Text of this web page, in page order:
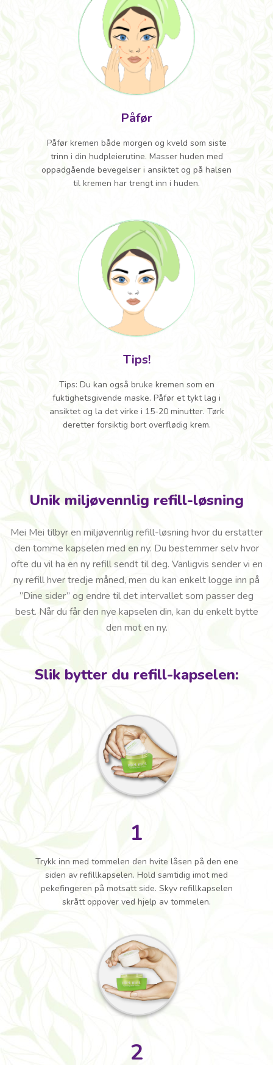
Påfør
Påfør kremen både morgen og kveld som siste
trinn i din hudpleierutine. Masser huden med
oppadgående bevegelser i ansiktet og på halsen
til kremen har trengt inn i huden.
Tips!
Tips: Du kan også bruke kremen som en
fuktighetsgivende maske. Påfør et tykt lag i
ansiktet og la det virke i 15-20 minutter. Tørk
deretter forsiktig bort overflødig krem.
Unik miljøvennlig refill-løsning
Mei Mei tilbyr en miljøvennlig refill-løsning hvor du erstatter
den tomme kapselen med en ny. Du bestemmer selv hvor
ofte du vil ha en ny refill sendt til deg. Vanligvis sender vi en
ny refill hver tredje måned, men du kan enkelt logge inn på
”Dine sider” og endre til det intervallet som passer deg
best. Når du får den nye kapselen din, kan du enkelt bytte
den mot en ny.
Slik bytter du refill-kapselen:
1
Trykk inn med tommelen den hvite låsen på den ene
siden av refillkapselen. Hold samtidig imot med
pekefingeren på motsatt side. Skyv refillkapselen
skrått oppover ved hjelp av tommelen.
2